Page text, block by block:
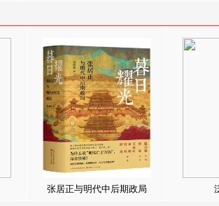
张居正与明代中后期政局